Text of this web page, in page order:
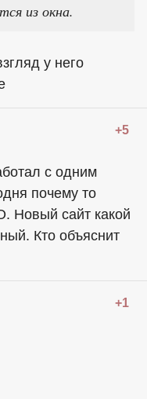
из окна.
у него
+5
с одним
почему то
Новый сайт какой
Кто объяснит
+1